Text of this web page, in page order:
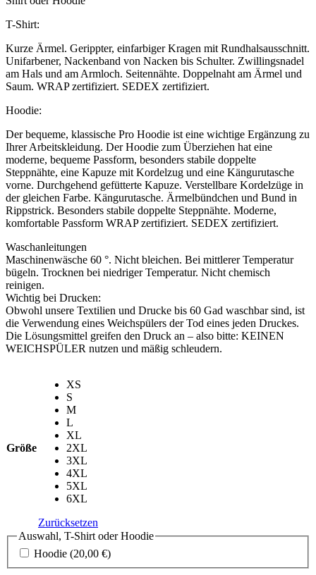
T-Shirt:
Kurze Ärmel. Gerippter, einfarbiger Kragen mit Rundhalsausschnitt.
Unifarbener, Nackenband von Nacken bis Schulter. Zwillingsnadel
am Hals und am Armloch. Seitennähte. Doppelnaht am Ärmel und
Saum. WRAP zertifiziert. SEDEX zertifiziert.
Hoodie:
Der bequeme, klassische Pro Hoodie ist eine wichtige Ergänzung zu
Ihrer Arbeitskleidung. Der Hoodie zum Überziehen hat eine
moderne, bequeme Passform, besonders stabile doppelte
Steppnähte, eine Kapuze mit Kordelzug und eine Kängurutasche
vorne. Durchgehend gefütterte Kapuze. Verstellbare Kordelzüge in
der gleichen Farbe. Kängurutasche. Ärmelbündchen und Bund in
Rippstrick. Besonders stabile doppelte Steppnähte. Moderne,
komfortable Passform WRAP zertifiziert. SEDEX zertifiziert.
Waschanleitungen
Maschinenwäsche 60 °. Nicht bleichen. Bei mittlerer Temperatur
bügeln. Trocknen bei niedriger Temperatur. Nicht chemisch
reinigen.
Wichtig bei Drucken:
Obwohl unsere Textilien und Drucke bis 60 Gad waschbar sind, ist
die Verwendung eines Weichspülers der Tod eines jeden Druckes.
Die Lösungsmittel greifen den Druck an – also bitte: KEINEN
WEICHSPÜLER nutzen und mäßig schleudern.
Größe
XS
S
M
L
XL
2XL
3XL
4XL
5XL
6XL
Zurücksetzen
Auswahl, T-Shirt oder Hoodie
Hoodie (20,00 €)